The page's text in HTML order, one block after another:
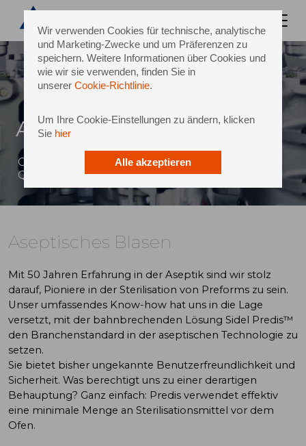
Wir verwenden Cookies für technische, analytische
und Marketing-Zwecke und um Präferenzen zu
speichern. Weitere Informationen über Cookies und
wie wir sie verwenden, finden Sie in
unserer Cookie-Richtlinie.
Um Ihre Cookie-Einstellungen zu ändern, klicken
Sie hier
Alle akzeptieren
Aseptisches Blasen
Gewährleistung der maximalen Sicherheit und
Qualität für Ihre Produkte
Aseptisches Blasen
Mit 50 Jahren Erfahrung in der Aseptik sind wir stolz
darauf, Pioniere in der Sterilisation von Preforms zu sein.
Unser umfassendes Know-how hat uns in die Lage
versetzt, mit der bahnbrechenden Lösung Sidel Predis™
den Branchenstandard in der aseptischen Technologie zu
setzen.
Sie bietet bisher ungekannte Benutzerfreundlichkeit und
Sicherheit. Was berechtigt uns zu einer derartigen
Behauptung? Ganz einfach: Predis verwendet effektiv
eine minimale Menge an Sterilisationsmittel vor dem
Ofen.